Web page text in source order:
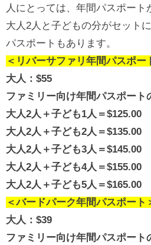
人にとっては、年間パスポート
大人2人と子どもの分がセット
パスポートもあります。
＜リバーサファリ年間パスポー
大人：$55
ファミリー向け年間パスポート
大人2人＋子ども1人＝$125.00
大人2人＋子ども2人＝$135.00
大人2人＋子ども3人＝$145.00
大人2人＋子ども4人＝$155.00
大人2人＋子ども5人＝$165.00
＜バードパーク年間パスポート
大人：$39
ファミリー向け年間パスポート